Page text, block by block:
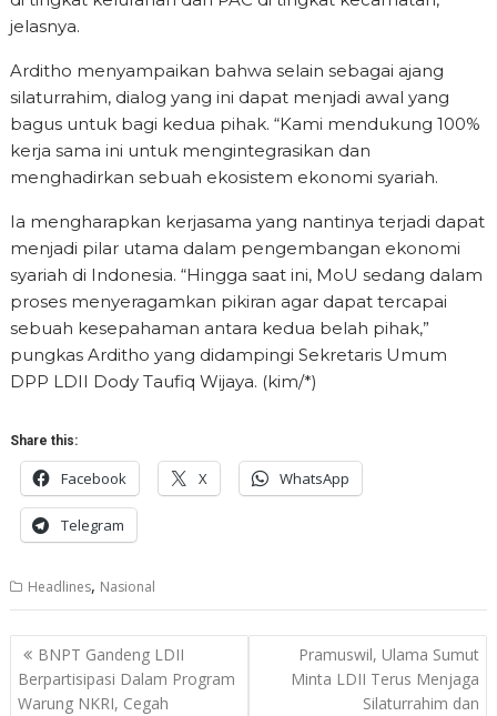
jelasnya.
Arditho menyampaikan bahwa selain sebagai ajang
silaturrahim, dialog yang ini dapat menjadi awal yang
bagus untuk bagi kedua pihak. “Kami mendukung 100%
kerja sama ini untuk mengintegrasikan dan
menghadirkan sebuah ekosistem ekonomi syariah.
Ia mengharapkan kerjasama yang nantinya terjadi dapat
menjadi pilar utama dalam pengembangan ekonomi
syariah di Indonesia. “Hingga saat ini, MoU sedang dalam
proses menyeragamkan pikiran agar dapat tercapai
sebuah kesepahaman antara kedua belah pihak,”
pungkas Arditho yang didampingi Sekretaris Umum
DPP LDII Dody Taufiq Wijaya. (kim/*)
Share this:
Facebook X WhatsApp
Telegram
Headlines, Nasional
Post
navigation
BNPT Gandeng LDII
Berpartisipasi Dalam Program
Warung NKRI, Cegah
Pramuswil, Ulama Sumut
Minta LDII Terus Menjaga
Silaturrahim dan